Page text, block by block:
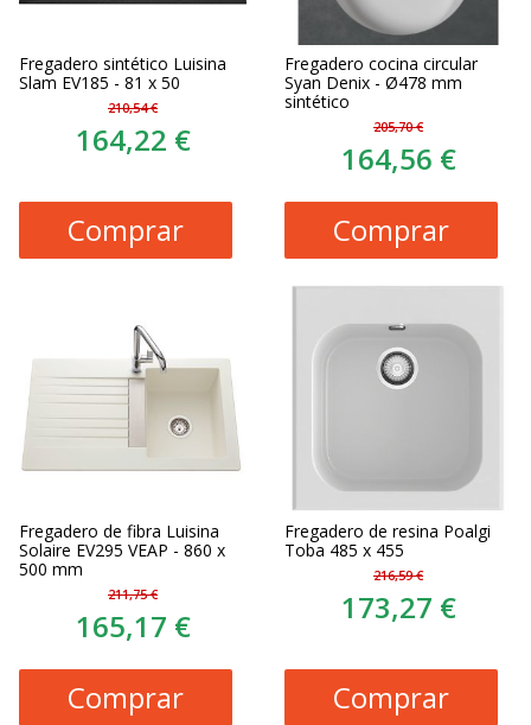
Fregadero sintético Luisina
Slam EV185 - 81 x 50
210,54 €
164,22 €
Comprar
Fregadero cocina circular
Syan Denix - Ø478 mm
sintético
205,70 €
164,56 €
Comprar
Fregadero de fibra Luisina
Solaire EV295 VEAP - 860 x
500 mm
211,75 €
165,17 €
Comprar
Fregadero de resina Poalgi
Toba 485 x 455
216,59 €
173,27 €
Comprar